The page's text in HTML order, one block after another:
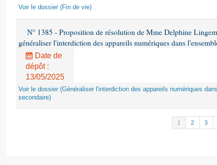
Voir le dossier (Fin de vie)
N° 1385 - Proposition de résolution de Mme Delphine
généraliser l'interdiction des appareils numériques dans
Date de
dépôt :
13/05/2025
Voir le dossier (Généraliser l'interdiction des appareils numériques
secondaire)
1 2 3